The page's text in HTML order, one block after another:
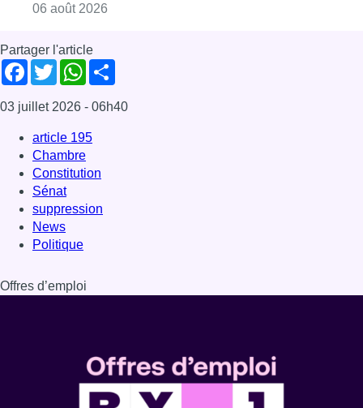
06 août 2026
Partager l'article
Facebook
TwitterWhatsApp
03 juillet 2026 - 06h40
article 195
Chambre
Constitution
Sénat
suppression
News
Politique
Offres d’emploi